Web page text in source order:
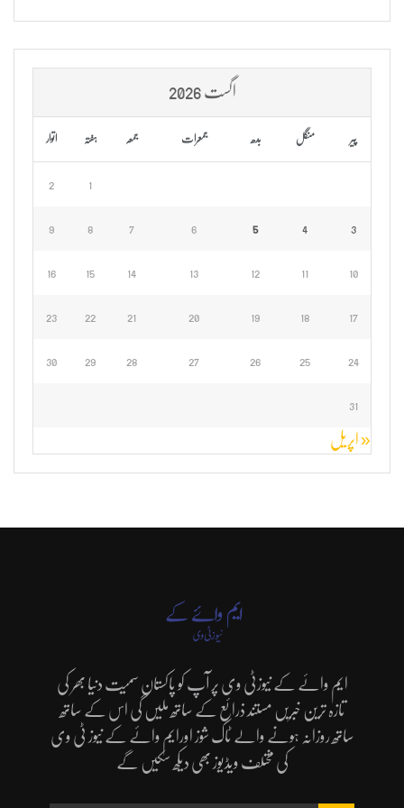
اگست 2026
پیر منگل بدھ جمعرات جمعہ ہفتہ اتوار
1
2
3
4
5
6
7
8
9
10
11
12
13
14
15
16
17
18
19
20
21
22
23
24
25
26
27
28
29
30
31
« اپریل
ایم وائے کے نیوزٹی وی پر آپ کو پاکستان سمیت دنیا بھر کی
تازہ ترین خبریں مستند ذرائع کے ساتھ ملیں گی اس کے ساتھ
ساتھ روزانہ ہونے والے ٹاک شوز اورایم وائے کے نیوز ٹی وی
کی مختلف ویڈیوز بھی دیکھ سکیں گے